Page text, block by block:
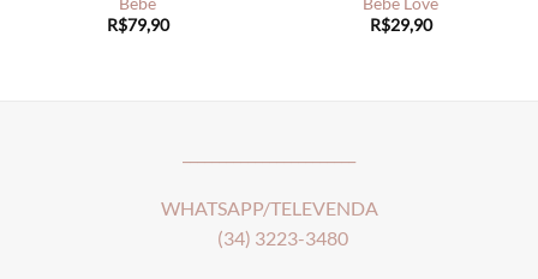
R$79,90
R$29,90
WHATSAPP/TELEVENDA
(34) 3223-3480